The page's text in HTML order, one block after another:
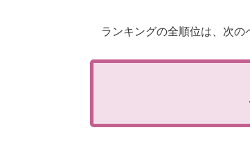
ランキングの全順位は、次の